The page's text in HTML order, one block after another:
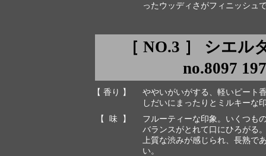
ったウッディさがフィニッシュ
［ NO.3 ］ シエ
no.8097
【 香り 】
ややいがいがする、軽いピート
しだいにまったりとミルキーな
【 味 】
フルーティーな印象。いくつも
バランスがとれて口にひろがる
上質な渋みが感じられ、長熟で
い。